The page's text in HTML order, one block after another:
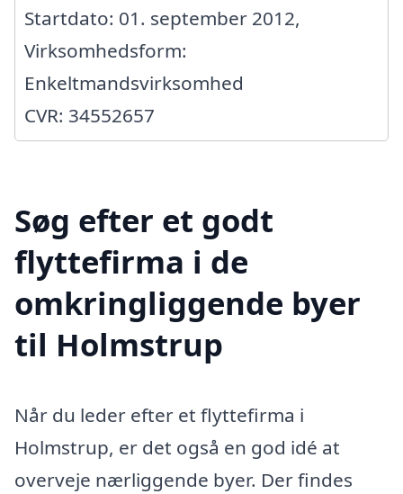
Startdato: 01. september 2012,
Virksomhedsform:
Enkeltmandsvirksomhed
CVR: 34552657
Søg efter et godt
flyttefirma i de
omkringliggende byer
til Holmstrup
Når du leder efter et flyttefirma i
Holmstrup, er det også en god idé at
overveje nærliggende byer. Der findes